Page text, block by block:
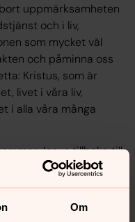
Om
uppmärksamheten
och i liv,
som mycket väl
och påminna oss
Kristus, som är
livet i våra liv,
i alla våra många
Jesus tillbaka till
är Gud som ska
om oss själva och